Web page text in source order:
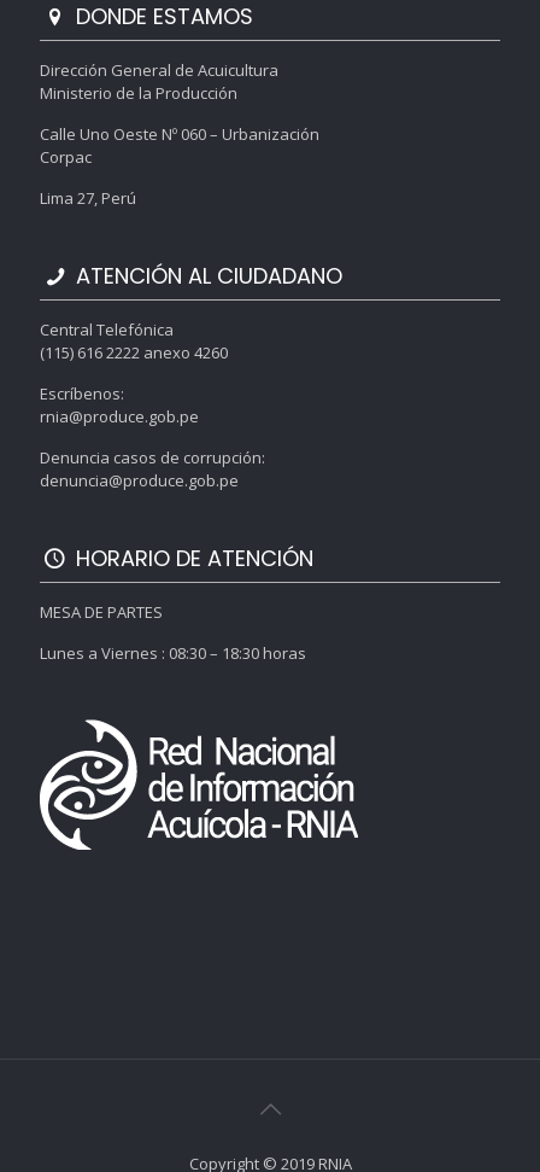
DONDE ESTAMOS
Dirección General de Acuicultura
Ministerio de la Producción
Calle Uno Oeste Nº 060 – Urbanización
Corpac
Lima 27, Perú
ATENCIÓN AL CIUDADANO
Central Telefónica
(115) 616 2222 anexo 4260
Escríbenos:
rnia@produce.gob.pe
Denuncia casos de corrupción:
denuncia@produce.gob.pe
HORARIO DE ATENCIÓN
MESA DE PARTES
Lunes a Viernes : 08:30 – 18:30 horas
Copyright © 2019 RNIA